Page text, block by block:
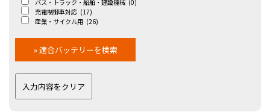
バス・トラック・船舶・建設機械 (0)
充電制御車対応 (17)
産業・サイクル用 (26)